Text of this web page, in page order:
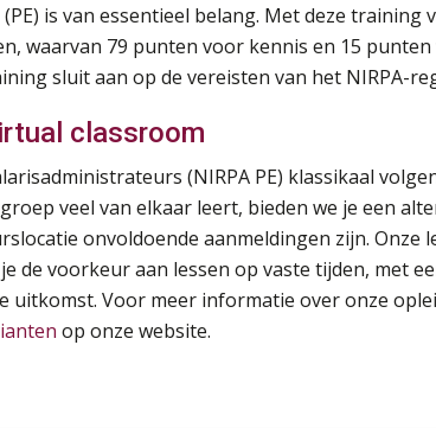
is van essentieel belang. Met deze training
waarvan 79 punten voor kennis en 15
sluit aan op de vereisten van het NIRPA-
classroom
(NIRPA PE) klassikaal
veel van elkaar leert, bieden we je een
onvoldoende aanmeldingen zijn. Onze
de voorkeur aan lessen op vaste tijden, met
uitkomst. Voor meer informatie over onze
op onze website.